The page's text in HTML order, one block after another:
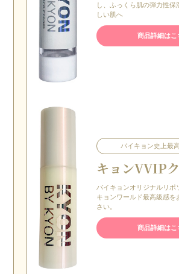
し、ふっくら肌の弾力性保
しい肌へ
商品詳細はこ
バイキョン史上最
キョンVVIP
バイキョンオリジナルリポ
キョンワールド最高級感を
さい。
商品詳細はこ